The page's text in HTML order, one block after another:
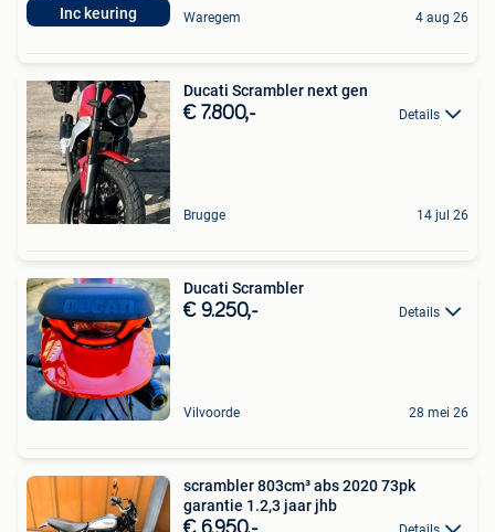
Inc keuring Waregem 4 aug 26
Ducati Scrambler next gen
€ 7.800,- Details
Brugge 14 jul 26
Ducati Scrambler
€ 9.250,- Details
Vilvoorde 28 mei 26
scrambler 803cm³ abs 2020 73pk
garantie 1.2,3 jaar jhb